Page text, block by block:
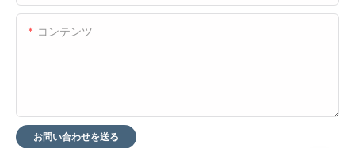
コンテンツ
お問い合わせを送る